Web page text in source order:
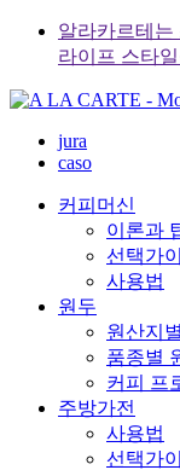
Skip
content
알라카르테는
라이프 스타
jura
caso
커피머신
이론과
선택가
사용법
원두
원산지
품종별
커피 프
주방가전
사용법
선택가